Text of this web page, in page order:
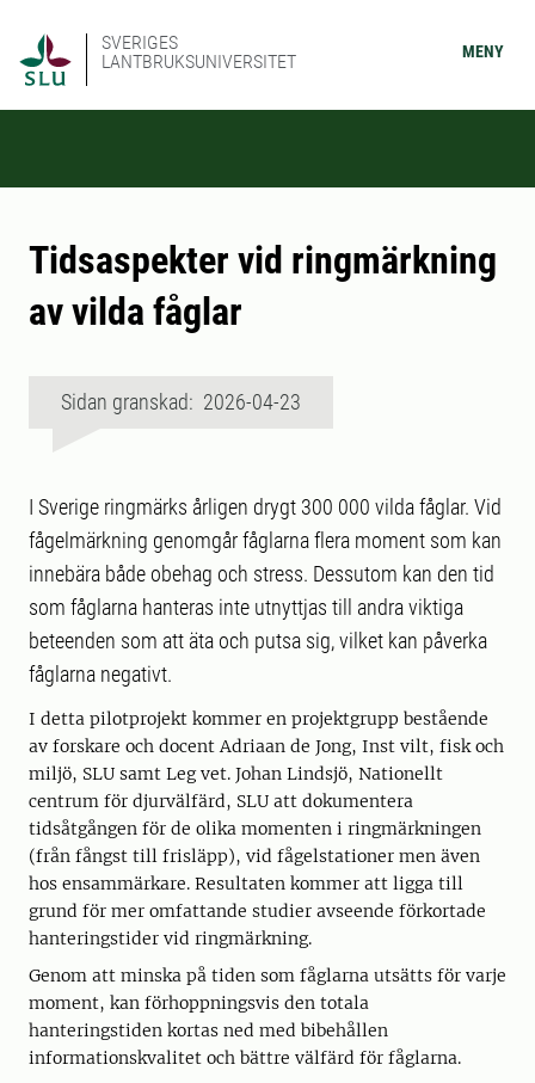
SVERIGES
LANTBRUKSUNIVERSITET
MENY
Tidsaspekter vid ringmärkning
av vilda fåglar
Sidan granskad: 2026-04-23
I Sverige ringmärks årligen drygt 300 000 vilda fåglar. Vid
fågelmärkning genomgår fåglarna flera moment som kan
innebära både obehag och stress. Dessutom kan den tid
som fåglarna hanteras inte utnyttjas till andra viktiga
beteenden som att äta och putsa sig, vilket kan påverka
fåglarna negativt.
I detta pilotprojekt kommer en projektgrupp bestående
av forskare och docent Adriaan de Jong, Inst vilt, fisk och
miljö, SLU samt Leg vet. Johan Lindsjö, Nationellt
centrum för djurvälfärd, SLU att dokumentera
tidsåtgången för de olika momenten i ringmärkningen
(från fångst till frisläpp), vid fågelstationer men även
hos ensammärkare. Resultaten kommer att ligga till
grund för mer omfattande studier avseende förkortade
hanteringstider vid ringmärkning.
Genom att minska på tiden som fåglarna utsätts för varje
moment, kan förhoppningsvis den totala
hanteringstiden kortas ned med bibehållen
informationskvalitet och bättre välfärd för fåglarna.